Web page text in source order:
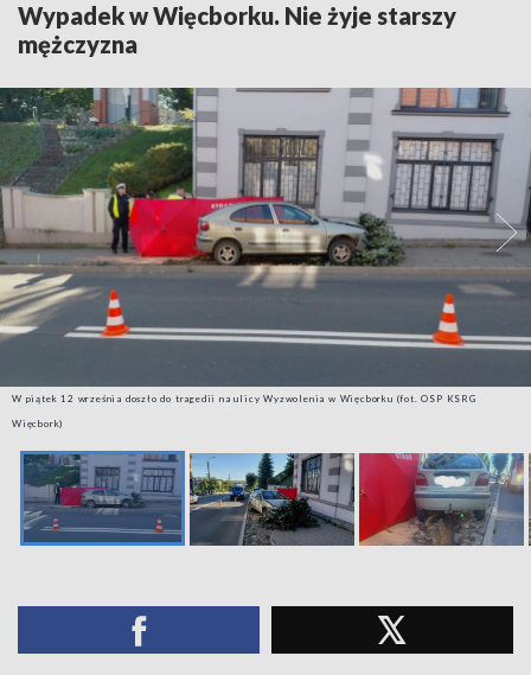
Wypadek w Więcborku. Nie żyje starszy
mężczyzna
W piątek 12 września doszło do tragedii na ulicy Wyzwolenia w Więcborku (fot. OSP KSRG
Więcbork)